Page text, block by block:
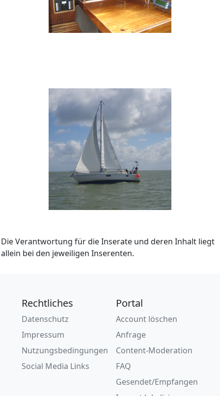
Die Verantwortung für die Inserate und deren Inhalt liegt
allein bei den jeweiligen Inserenten.
Rechtliches
Datenschutz
Impressum
Nutzungsbedingungen
Social Media Links
Portal
Account löschen
Anfrage
Content-Moderation
FAQ
Gesendet/Empfangen